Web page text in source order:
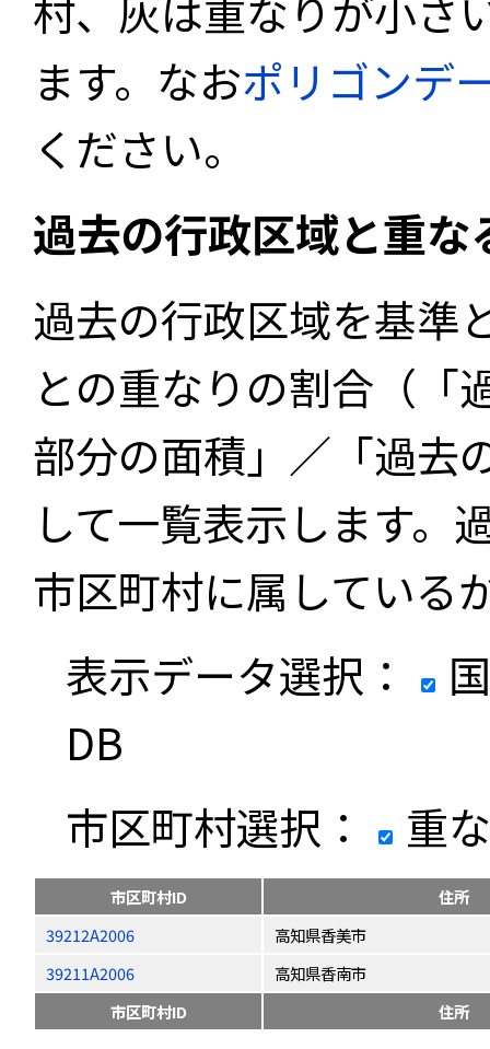
ます。なおポリゴンデ
ください。
過去の行政区域と重
過去の行政区域を基準
との重なりの割合（「
部分の面積」／「過去
して一覧表示します。
市区町村に属している
表示データ選択：
DB
市区町村選択：
重
市区町村ID
住所
39212A2006
高知県香美市
39211A2006
高知県香南市
市区町村ID
住所